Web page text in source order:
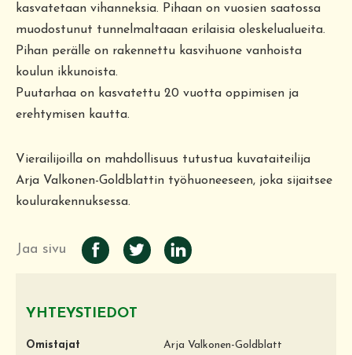
kasvatetaan vihanneksia. Pihaan on vuosien saatossa
muodostunut tunnelmaltaaan erilaisia oleskelualueita.
Pihan perälle on rakennettu kasvihuone vanhoista
koulun ikkunoista.
Puutarhaa on kasvatettu 20 vuotta oppimisen ja
erehtymisen kautta.
Vierailijoilla on mahdollisuus tutustua kuvataiteilija
Arja Valkonen-Goldblattin työhuoneeseen, joka sijaitsee
koulurakennuksessa.
Jaa sivu
YHTEYSTIEDOT
Omistajat
Arja Valkonen-Goldblatt